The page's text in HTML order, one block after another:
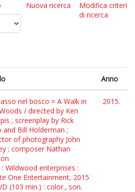
Nuova ricerca
Modifica criteri
di ricerca
Anno
nel bosco = A Walk in
/ directed by Ken
; screenplay by Rick
and Bill Holderman ;
of photography John
; composer Nathan
: Wildwood enterprises :
One Entertainment, 2015
(103 min.) : color., son.
2015.